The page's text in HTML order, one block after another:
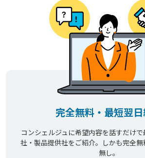
完全無料・最短翌
コンシェルジュに希望内容を話すだけ
社・製品提供社をご紹介。しかも完全
無し。